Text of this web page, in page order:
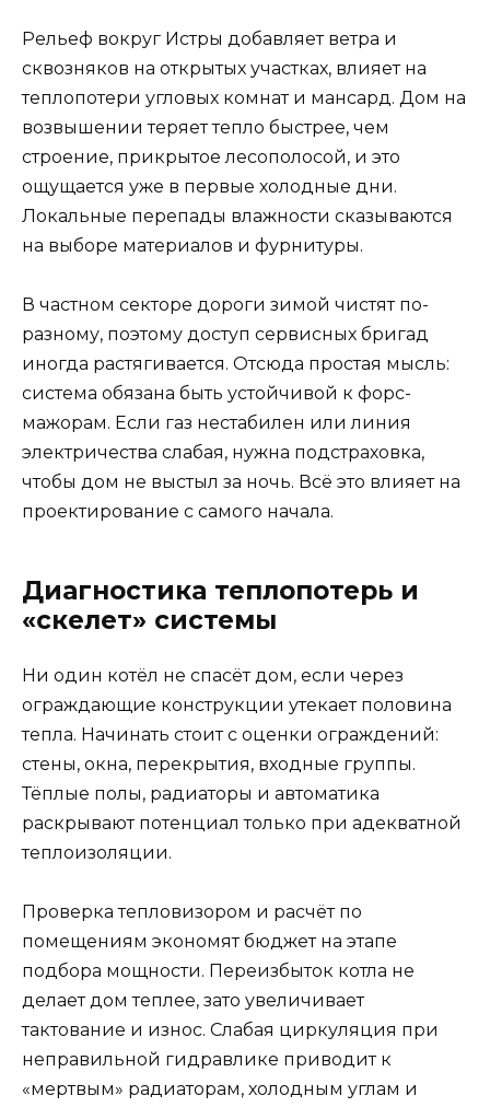
Рельеф вокруг Истры добавляет ветра и
сквозняков на открытых участках, влияет на
теплопотери угловых комнат и мансард. Дом на
возвышении теряет тепло быстрее, чем
строение, прикрытое лесополосой, и это
ощущается уже в первые холодные дни.
Локальные перепады влажности сказываются
на выборе материалов и фурнитуры.
В частном секторе дороги зимой чистят по-
разному, поэтому доступ сервисных бригад
иногда растягивается. Отсюда простая мысль:
система обязана быть устойчивой к форс-
мажорам. Если газ нестабилен или линия
электричества слабая, нужна подстраховка,
чтобы дом не выстыл за ночь. Всё это влияет на
проектирование с самого начала.
Диагностика теплопотерь и
«скелет» системы
Ни один котёл не спасёт дом, если через
ограждающие конструкции утекает половина
тепла. Начинать стоит с оценки ограждений:
стены, окна, перекрытия, входные группы.
Тёплые полы, радиаторы и автоматика
раскрывают потенциал только при адекватной
теплоизоляции.
Проверка тепловизором и расчёт по
помещениям экономят бюджет на этапе
подбора мощности. Переизбыток котла не
делает дом теплее, зато увеличивает
тактование и износ. Слабая циркуляция при
неправильной гидравлике приводит к
«мертвым» радиаторам, холодным углам и